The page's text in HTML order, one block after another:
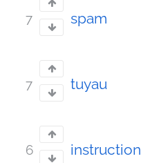
7 spam
7 tuyau
6 instruction